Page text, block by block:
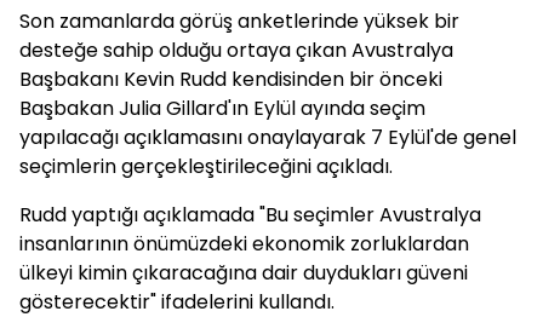
Son zamanlarda görüş anketlerinde yüksek bir
desteğe sahip olduğu ortaya çıkan Avustralya
Başbakanı Kevin Rudd kendisinden bir önceki
Başbakan Julia Gillard'ın Eylül ayında seçim
yapılacağı açıklamasını onaylayarak 7 Eylül'de genel
seçimlerin gerçekleştirileceğini açıkladı.
Rudd yaptığı açıklamada "Bu seçimler Avustralya
insanlarının önümüzdeki ekonomik zorluklardan
ülkeyi kimin çıkaracağına dair duydukları güveni
gösterecektir" ifadelerini kullandı.